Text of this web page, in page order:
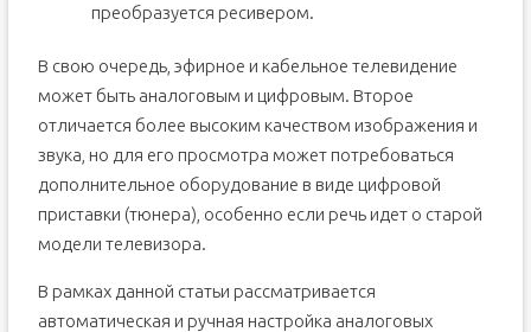
Поломки у Телевизоров
Поломки у Techno TS-1409V
преобразуется ресивером.
В свою очередь, эфирное и кабельное телевидение
может быть аналоговым и цифровым. Второе
отличается более высоким качеством изображения и
звука, но для его просмотра может потребоваться
дополнительное оборудование в виде цифровой
приставки (тюнера), особенно если речь идет о старой
модели телевизора.
В рамках данной статьи рассматривается
автоматическая и ручная настройка аналоговых